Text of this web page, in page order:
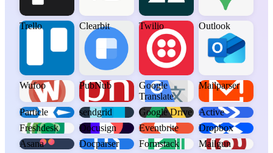
Trello Clearbit Twilio Outlook
Wufoo PubNub
Google
Translate
Mailparser
Particle sendgrid Google Drive
Active
Freshdesk
Docusign Eventbrite
Dropbox
Asana
Docparser Formstack Mailgun